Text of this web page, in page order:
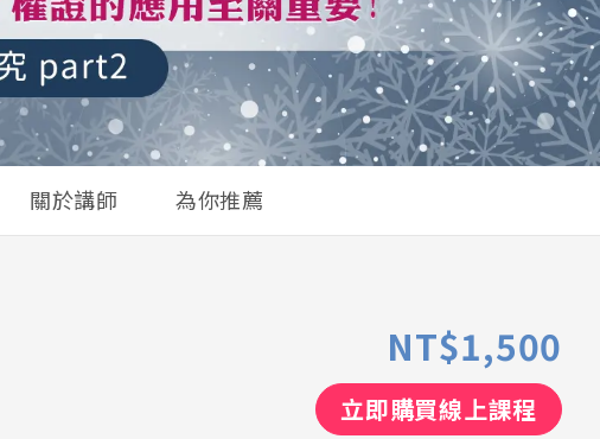
關於講師 為你推薦
NT$1,500
立即購買線上課程